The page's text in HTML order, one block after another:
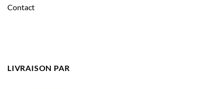
Contact
LIVRAISON PAR